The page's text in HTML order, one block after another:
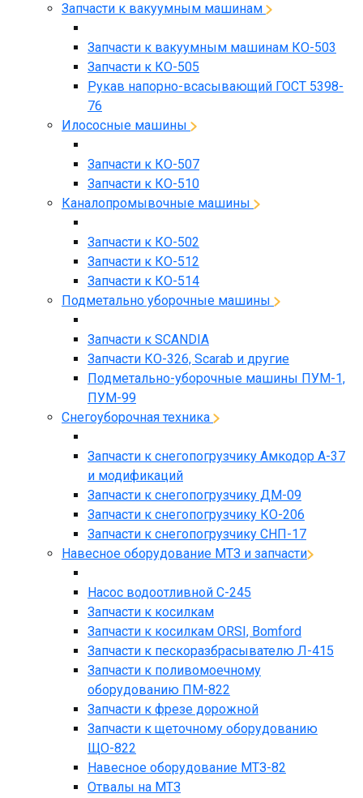
Запчасти к вакуумным машинам
Запчасти к вакуумным машинам КО-503
Запчасти к КО-505
Рукав напорно-всасывающий ГОСТ 5398-
76
Илососные машины
Запчасти к КО-507
Запчасти к КО-510
Каналопромывочные машины
Запчасти к КО-502
Запчасти к КО-512
Запчасти к КО-514
Подметально уборочные машины
Запчасти к SCANDIA
Запчасти КО-326, Scarab и другие
Подметально-уборочные машины ПУМ-1,
ПУМ-99
Снегоуборочная техника
Запчасти к снегопогрузчику Амкодор А-37
и модификаций
Запчасти к снегопогрузчику ДМ-09
Запчасти к снегопогрузчику КО-206
Запчасти к снегопогрузчику СНП-17
Навесное оборудование МТЗ и запчасти
Насос водоотливной С-245
Запчасти к косилкам
Запчасти к косилкам ORSI, Bomford
Запчасти к пескоразбрасывателю Л-415
Запчасти к поливомоечному
оборудованию ПМ-822
Запчасти к фрезе дорожной
Запчасти к щеточному оборудованию
ЩО-822
Навесное оборудование МТЗ-82
Отвалы на МТЗ